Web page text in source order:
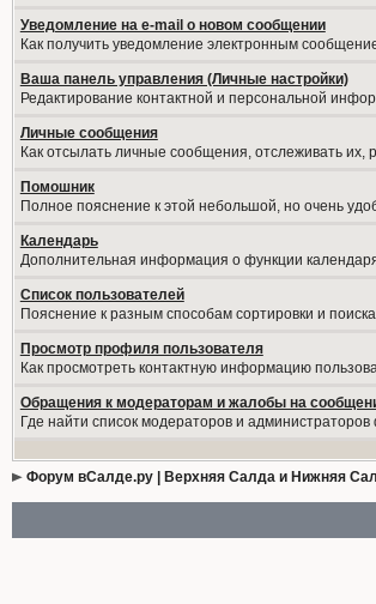
Уведомление на е-mail о новом сообщении
Как получить уведомление электронным
Ваша панель управления (Личные настройки)
Редактирование контактной и персональной
Личные сообщения
Как отсылать личные сообщения, отслеживать
Помошник
Полное пояснение к этой небольшой, но очень
Календарь
Дополнительная информация о функции
Список пользователей
Пояснение к разным способам сортировки и
Просмотр профиля пользователя
Как просмотреть контактную информацию
Обращения к модераторам и жалобы на
Где найти список модераторов и
Форум вСалде.ру | Верхняя Салда и Нижняя